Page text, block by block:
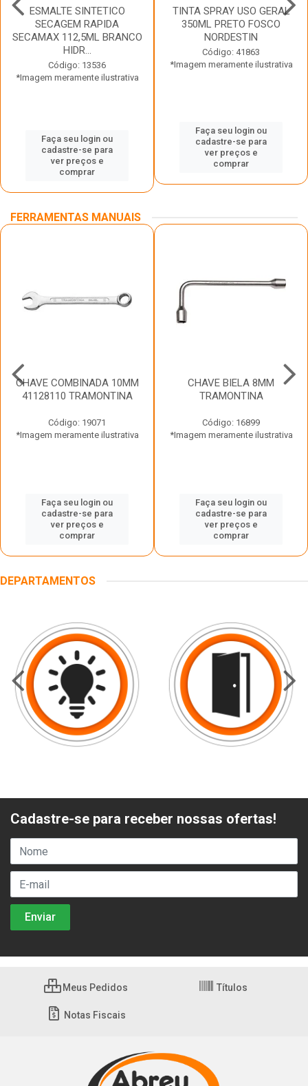
ESMALTE SINTETICO
SECAGEM RAPIDA
SECAMAX 112,5ML BRANCO
HIDR...
Código: 13536
*Imagem meramente ilustrativa
Faça seu login ou
cadastre-se para
ver preços e
comprar
TINTA SPRAY USO GERAL
350ML PRETO FOSCO
NORDESTIN
Código: 41863
*Imagem meramente ilustrativa
Faça seu login ou
cadastre-se para
ver preços e
comprar
FERRAMENTAS MANUAIS
CHAVE COMBINADA 10MM
41128110 TRAMONTINA
Código: 19071
*Imagem meramente ilustrativa
Faça seu login ou
cadastre-se para
ver preços e
comprar
CHAVE BIELA 8MM
TRAMONTINA
Código: 16899
*Imagem meramente ilustrativa
Faça seu login ou
cadastre-se para
ver preços e
comprar
DEPARTAMENTOS
Cadastre-se para receber nossas ofertas!
Meus Pedidos Títulos
Notas Fiscais